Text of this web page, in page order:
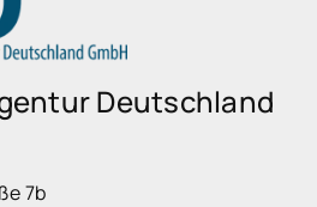
Deutschland
7b